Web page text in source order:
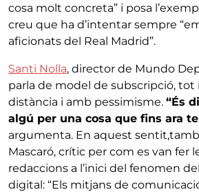
cosa molt concreta” i posa
creu que ha d’intentar sempre
aficionats del Real Madrid”.
Santi Nolla, director de Mundo
parla de model de subscripció, tot
distància i amb pessimisme. “És
algú per una cosa que fins ara
argumenta. En aquest
Mascaró, crític per com es van fer
redaccions a l’inici del fenomen
digital: “Els mitjans de